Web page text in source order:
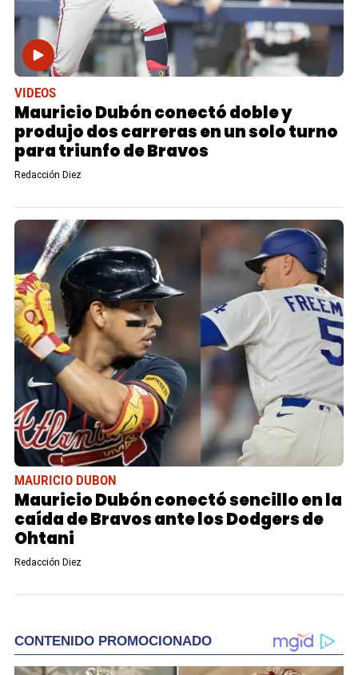
VIDEOS
Mauricio Dubón conectó doble y
produjo dos carreras en un solo turno
para triunfo de Bravos
Redacción Diez
MAURICIO DUBON
Mauricio Dubón conectó sencillo en la
caída de Bravos ante los Dodgers de
Ohtani
Redacción Diez